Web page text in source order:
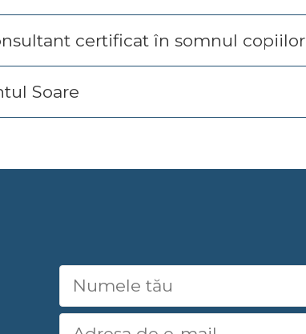
certificat în somnul copiilor
Soare